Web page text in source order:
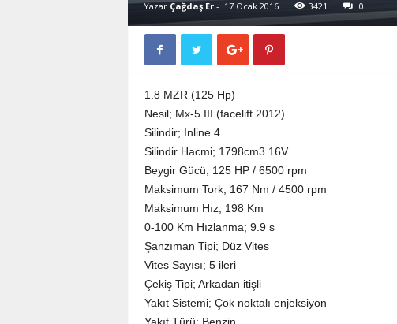
k
Yazar Çağdaş Er- 17 Ocak 2016 3421 0
1.8 MZR (125 Hp)
Nesil; Mx-5 III (facelift 2012)
Silindir; Inline 4
Silindir Hacmi; 1798cm3 16V
Beygir Gücü; 125 HP / 6500 rpm
Maksimum Tork; 167 Nm / 4500 rpm
Maksimum Hız; 198 Km
0-100 Km Hızlanma; 9.9 s
Şanzıman Tipi; Düz Vites
Vites Sayısı; 5 ileri
Çekiş Tipi; Arkadan itişli
Yakıt Sistemi; Çok noktalı enjeksiyon